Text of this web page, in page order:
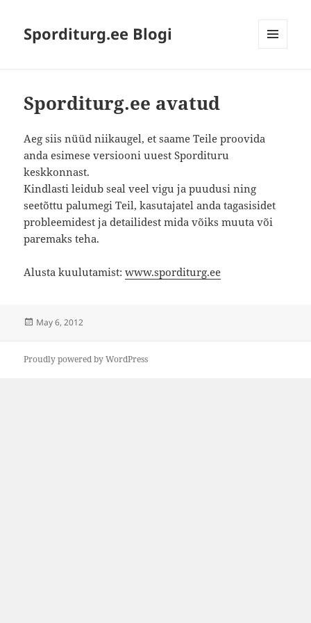
Sporditurg.ee Blogi
Sporditurg.ee avatud
Aeg siis nüüd niikaugel, et saame Teile proovida
anda esimese versiooni uuest Spordituru
keskkonnast.
Kindlasti leidub seal veel vigu ja puudusi ning
seetõttu palumegi Teil, kasutajatel anda tagasisidet
probleemidest ja detailidest mida võiks muuta või
paremaks teha.
Alusta kuulutamist:www.sporditurg.ee
Posted
May 6, 2012
Proudly powered by WordPress